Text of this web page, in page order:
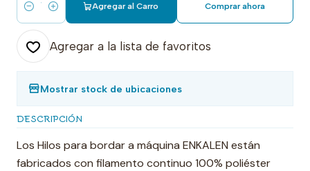
Cantidad
Agregar al Carro Comprar ahora
Agregar a la lista de favoritos
Mostrar stock de ubicaciones
DESCRIPCIÓN
Los Hilos para bordar a máquina ENKALEN están
fabricados con filamento continuo 100% poliéster